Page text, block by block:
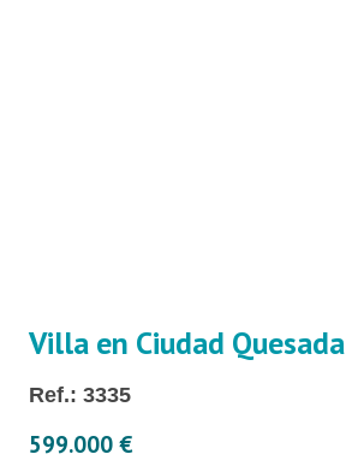
Villa en Ciudad Quesada
Ref.: 3335
599.000 €